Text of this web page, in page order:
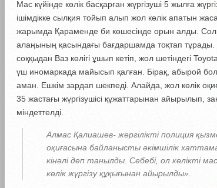
Мас күйінде көлік басқарған жүргізуші 5 жылға
ішімдікке сылқия тойып алып жол көлік апатын
жарымда Қараменде би көшесінде орын алды. Сол
алаңының қасындағы бағдаршамда тоқтап
соққыдан Ваз көлігі ұшып кетіп, жол шетіндегі
үш иномаркада майысып қалған. Бірақ, абырой
аман. Ешкім зардап шекпеді. Алайда, жол көлік
35 жастағы жүргізушісі құжаттарынан айырылып,
міндеттелді.
Алмас Қалиашев- жергілікті полиция
оқиғасына байланысты әкімшілік
кінәлі деп танылды. Себебі, ол көлікті
көлік жүргізу құқығынан айырылды».